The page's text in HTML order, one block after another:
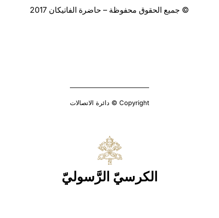
© جميع الحقوق محفوظة – حاضرة الفاتيكان 2017
Copyright © دائرة الاتصالات
الكرسيّ الرَّسوليّ